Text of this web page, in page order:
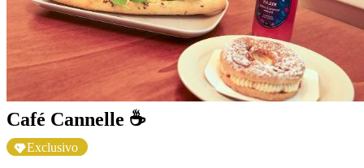
Café Cannelle ☕
Exclusivo